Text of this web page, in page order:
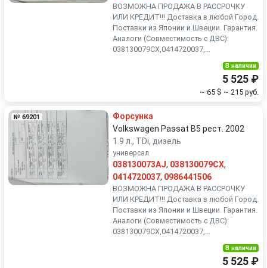
ВОЗМОЖНА ПРОДАЖА В РАССРОЧКУ
ИЛИ КРЕДИТ!!! Доставка в любой Город.
Поставки из Японии и Швеции. Гарантия.
Аналоги (Совместимость с ДВС):
038130079CX,0414720037,...
В наличии
5 525 ₽
~ 65 $ ~ 215 руб.
№ 69201
Форсунка
Volkswagen Passat B5 рест. 2002
1.9 л., TDi, дизель
универсал
038130073AJ, 038130079CX,
0414720037, 0986441506
ВОЗМОЖНА ПРОДАЖА В РАССРОЧКУ
ИЛИ КРЕДИТ!!! Доставка в любой Город.
Поставки из Японии и Швеции. Гарантия.
Аналоги (Совместимость с ДВС):
038130079CX,0414720037,...
В наличии
5 525 ₽